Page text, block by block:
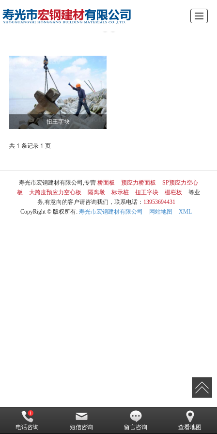
扭王字块
共 1 条记录 1 页
寿光市宏钢建材有限公司,专营 桥面板 预应力桥面板
SP预应力空心
板
大跨度预应力空心板 隔离墩 标示桩 扭王字块 栅栏板
等业
务,有意向的客户请咨询我们，联系电话： 13953694431
CopyRight © 版权所有: 寿光市宏钢建材有限公司 网站地图 XML
电话咨询 短信咨询 留言咨询 查看地图